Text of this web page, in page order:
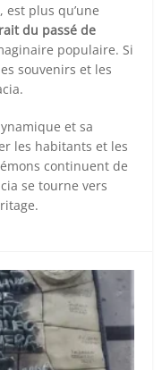
est plus qu’une
du passé de
populaire. Si
souvenirs et les
et sa
les habitants et les
continuent de
se tourne vers